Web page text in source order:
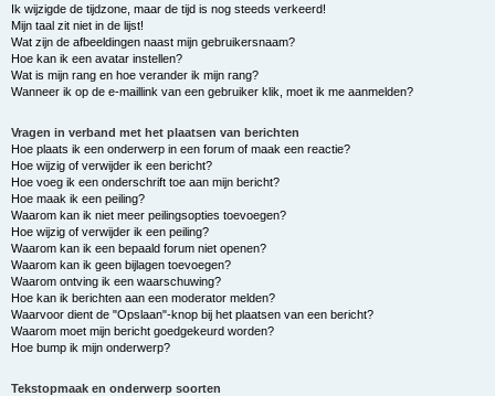
Ik wijzigde de tijdzone, maar de tijd is nog steeds verkeerd!
Mijn taal zit niet in de lijst!
Wat zijn de afbeeldingen naast mijn gebruikersnaam?
Hoe kan ik een avatar instellen?
Wat is mijn rang en hoe verander ik mijn rang?
Wanneer ik op de e-maillink van een gebruiker klik, moet ik me aanmelden?
Vragen in verband met het plaatsen van berichten
Hoe plaats ik een onderwerp in een forum of maak een reactie?
Hoe wijzig of verwijder ik een bericht?
Hoe voeg ik een onderschrift toe aan mijn bericht?
Hoe maak ik een peiling?
Waarom kan ik niet meer peilingsopties toevoegen?
Hoe wijzig of verwijder ik een peiling?
Waarom kan ik een bepaald forum niet openen?
Waarom kan ik geen bijlagen toevoegen?
Waarom ontving ik een waarschuwing?
Hoe kan ik berichten aan een moderator melden?
Waarvoor dient de "Opslaan"-knop bij het plaatsen van een bericht?
Waarom moet mijn bericht goedgekeurd worden?
Hoe bump ik mijn onderwerp?
Tekstopmaak en onderwerp soorten